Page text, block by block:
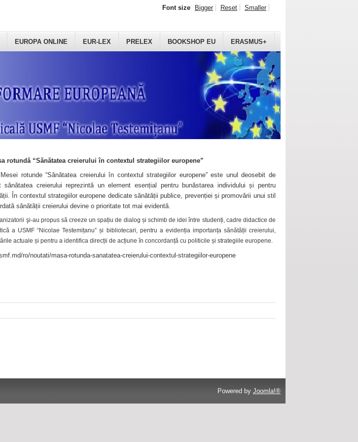
EUROPA ONLINE EUR-LEX PRELEX BOOKSHOP EU ERASMUS+
Font size Bigger Reset Smaller
rotundă “Sănătatea creierului în contextul strategiilor europene”
rotunde “Sănătatea creierului în contextul strategiilor europene” este unul deosebit de
creierului reprezintă un element esențial pentru bunăstarea individului și pentru
În contextul strategiilor europene dedicate sănătății publice, prevenției și promovării unui stil
sănătății creierului devine o prioritate tot mai evidentă.
şi-au propus să creeze un spațiu de dialog și schimb de idei între studenți, cadre didactice de
a USMF “Nicolae Testemițanu” și bibliotecari, pentru a evidenția importanța sănătății creierului,
actuale și pentru a identifica direcții de acțiune în concordanță cu politicile și strategiile europene.
ro/noutati/masa-rotunda-sanatatea-creierului-contextul-strategiilor-europene
Powered by Joomla!®